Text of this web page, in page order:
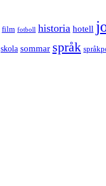
film fotboll historia hotell
skola sommar språk